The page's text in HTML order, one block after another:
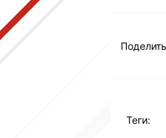
Теги: